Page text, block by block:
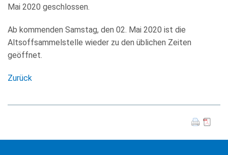
Mai 2020 geschlossen.
Ab kommenden Samstag, den 02. Mai 2020 ist die
Altsoffsammelstelle wieder zu den üblichen Zeiten
geöffnet.
Zurück